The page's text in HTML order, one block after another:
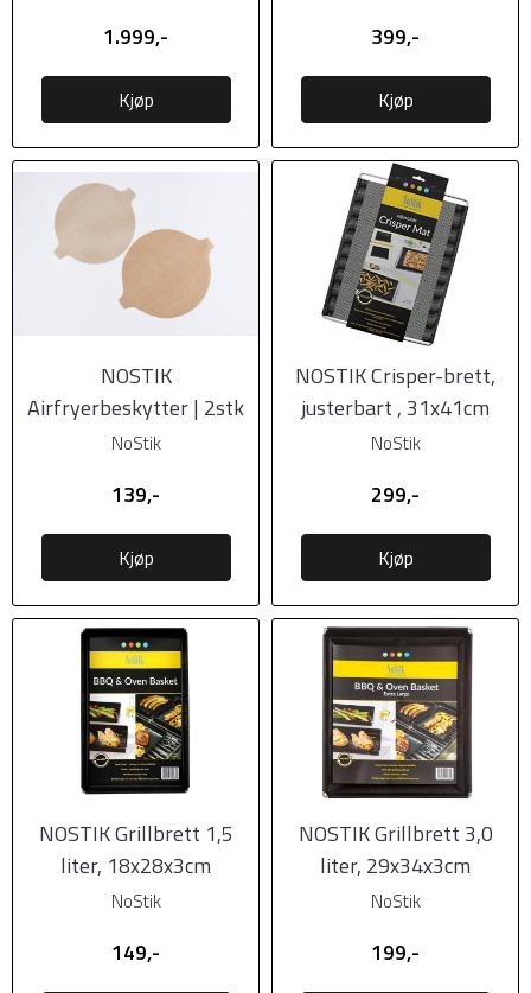
1.999,-
Kjøp
399,-
Kjøp
NOSTIK
Airfryerbeskytter | 2stk
(indre,ytre)
NoStik
139,-
Kjøp
NOSTIK Crisper-brett,
justerbart , 31x41cm
NoStik
299,-
Kjøp
NOSTIK Grillbrett 1,5
liter, 18x28x3cm
NoStik
149,-
NOSTIK Grillbrett 3,0
liter, 29x34x3cm
NoStik
199,-